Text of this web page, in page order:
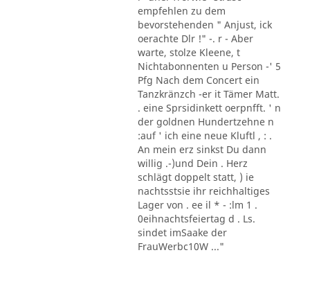
empfehlen zu dem
bevorstehenden " Anjust, ick
oerachte Dlr !" -. r - Aber
warte, stolze Kleene, t
Nichtabonnenten u Person -' 5
Pfg Nach dem Concert ein
Tanzkränzch -er it Tämer Matt.
. eine Sprsidinkett oerpnfft. ' n
der goldnen Hundertzehne n
:auf ' ich eine neue Kluftl , : .
An mein erz sinkst Du dann
willig .-)und Dein . Herz
schlägt doppelt statt, ) ie
nachtsstsie ihr reichhaltiges
Lager von . ee il * - :lm 1 .
0eihnachtsfeiertag d . Ls.
sindet imSaake der
FrauWerbc10W ..."